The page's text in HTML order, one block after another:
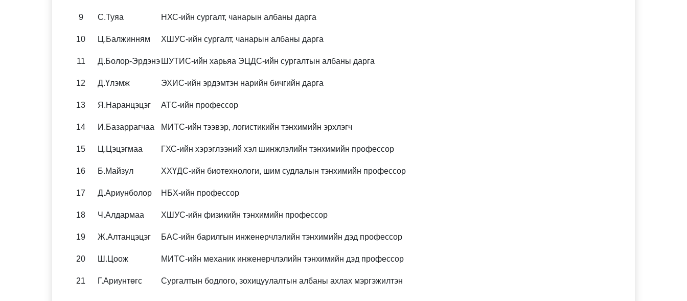
9 С.Туяа НХС-ийн сургалт, чанарын албаны дарга
10 Ц.Балжинням ХШУС-ийн сургалт, чанарын албаны дарга
11 Д.Болор-Эрдэнэ ШУТИС-ийн харьяа ЭЦДС-ийн сургалтын албаны дарга
12 Д.Үлэмж ЭХИС-ийн эрдэмтэн нарийн бичгийн дарга
13 Я.Наранцэцэг АТС-ийн профессор
14 И.Базаррагчаа МИТС-ийн тээвэр, логистикийн тэнхимийн эрхлэгч
15 Ц.Цэцэгмаа ГХС-ийн хэрэглээний хэл шинжлэлийн тэнхимийн профессор
16 Б.Майзул ХХҮДС-ийн биотехнологи, шим судлалын тэнхимийн профессор
17 Д.Ариунболор НБХ-ийн профессор
18 Ч.Алдармаа ХШУС-ийн физикийн тэнхимийн профессор
19 Ж.Алтанцэцэг БАС-ийн барилгын инженерчлэлийн тэнхимийн дэд профессор
20 Ш.Цоож МИТС-ийн механик инженерчлэлийн тэнхимийн дэд профессор
21 Г.Ариунтөгс Сургалтын бодлого, зохицуулалтын албаны ахлах мэргэжилтэн